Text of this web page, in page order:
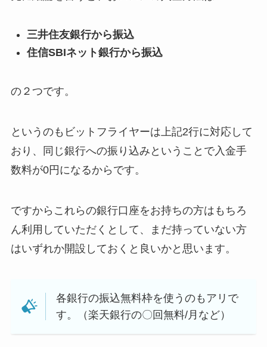
三井住友銀行から振込
住信SBIネット銀行から振込
の２つです。
というのもビットフライヤーは上記2行に対応して
おり、同じ銀行への振り込みということで入金手
数料が0円になるからです。
ですからこれらの銀行口座をお持ちの方はもちろ
ん利用していただくとして、まだ持っていない方
はいずれか開設しておくと良いかと思います。
各銀行の振込無料枠を使うのもアリで
す。（楽天銀行の〇回無料/月など）